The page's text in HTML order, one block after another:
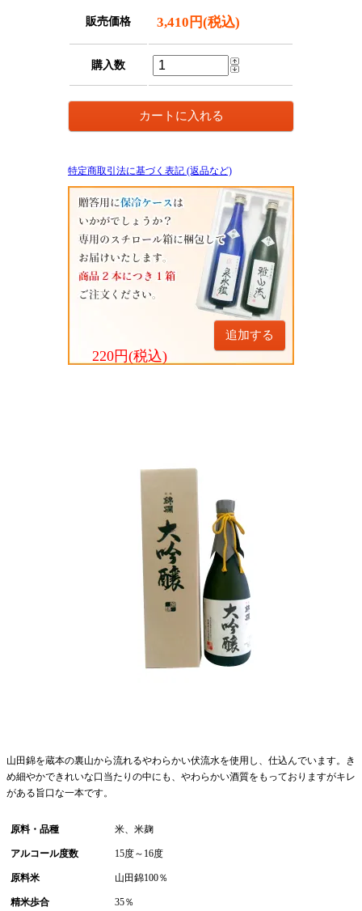
販売価格 3,410円(税込)
購入数
特定商取引法に基づく表記 (返品など)
追加する
220円(税込)
山田錦を蔵本の裏山から流れるやわらかい伏流水を使用し、仕込んでいます。き
め細やかできれいな口当たりの中にも、やわらかい酒質をもっておりますがキレ
がある旨口な一本です。
原料・品種 米、米麹
アルコール度数 15度～16度
原料米 山田錦100％
精米歩合 35％